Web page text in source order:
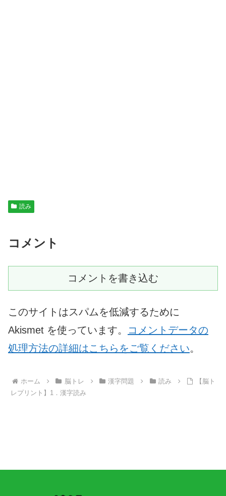
読み
コメント
コメントを書き込む
このサイトはスパムを低減するために
Akismet を使っています。
コメントデータの
処理方法の詳細はこちらをご覧ください。
ホーム 脳トレ 漢字問題 読み
【脳ト
レプリント】1．漢字読み